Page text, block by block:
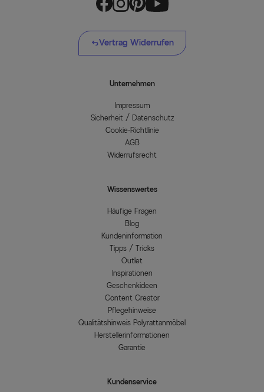
Vertrag Widerrufen
Unternehmen
Impressum
Sicherheit / Datenschutz
Cookie-Richtlinie
AGB
Widerrufsrecht
Wissenswertes
Häufige Fragen
Blog
Kundeninformation
Tipps / Tricks
Outlet
Inspirationen
Geschenkideen
Content Creator
Pflegehinweise
Qualitätshinweis Polyrattanmöbel
Herstellerinformationen
Garantie
Kundenservice